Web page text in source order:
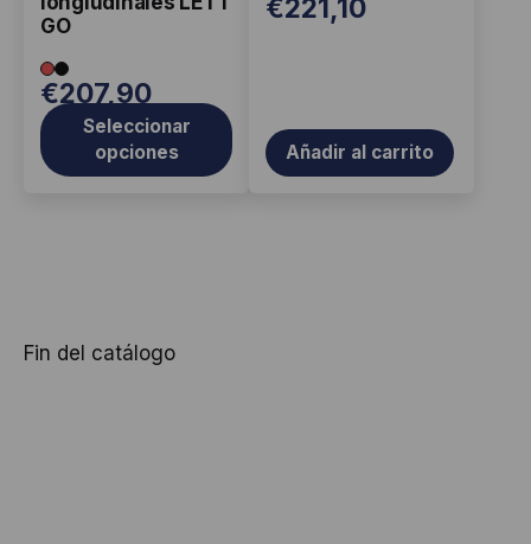
GO
€207,90
Seleccionar
opciones
en
la
página
de
producto
€221,10
Añadir al carrito
Fin del catálogo